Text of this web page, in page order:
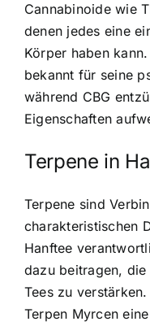
Cannabinoide wie
denen jedes eine
Körper haben
bekannt für seine
während CBG
Eigenschaften
Terpene in
Terpene sind
charakteristischen
Hanftee
dazu beitragen,
Tees zu
Terpen Myrcen